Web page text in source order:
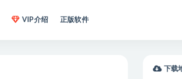
VIP介绍 正版软件
下载